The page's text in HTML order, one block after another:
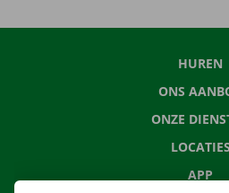
HUREN
ONS
ONZE
LOCATIES
APP